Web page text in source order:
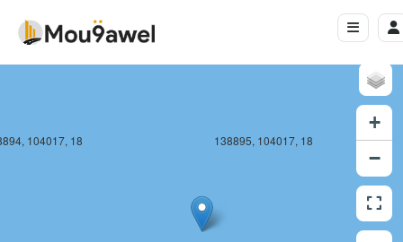
104017, 18 138895, 104017, 18
+
−